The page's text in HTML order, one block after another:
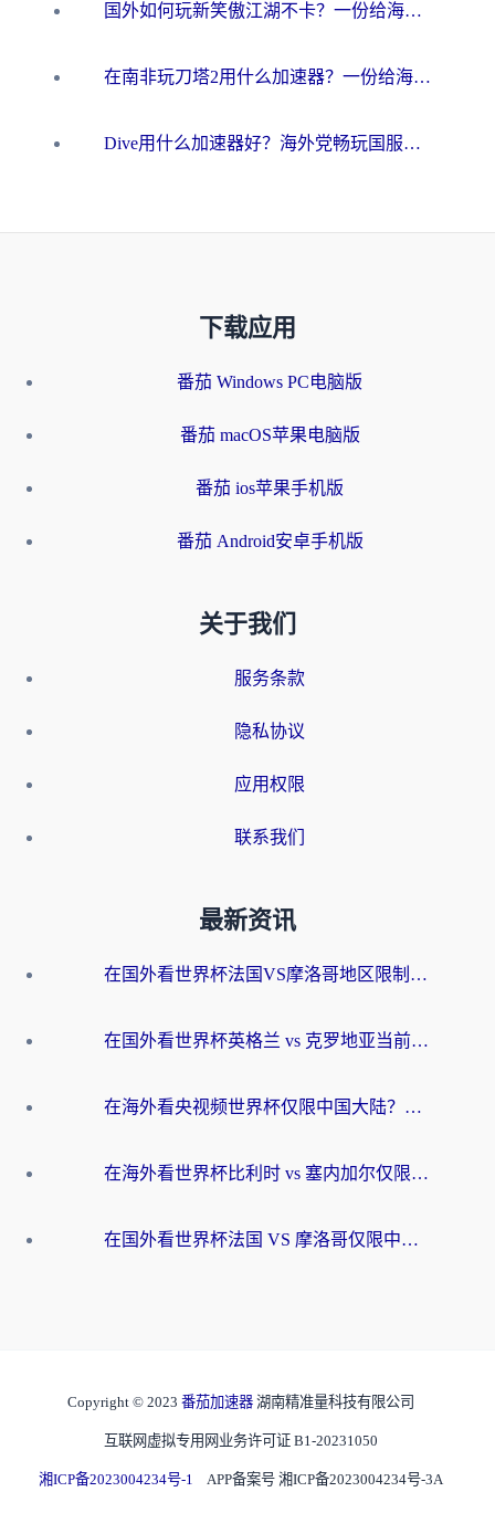
国外如何玩新笑傲江湖不卡？一份给海外游子的终极网络指南
在南非玩刀塔2用什么加速器？一份给海外游子的终极生存指南
Dive用什么加速器好？海外党畅玩国服游戏的终极避坑指南
下载应用
番茄 Windows PC电脑版
番茄 macOS苹果电脑版
番茄 ios苹果手机版
番茄 Android安卓手机版
关于我们
服务条款
隐私协议
应用权限
联系我们
最新资讯
在国外看世界杯法国VS摩洛哥地区限制？这篇指南让你流畅看中文解说无压力
在国外看世界杯英格兰 vs 克罗地亚当前地区不可播放？这篇指南帮你搞定所有海外观赛难题
在海外看央视频世界杯仅限中国大陆？这篇指南帮你解锁中文解说+无卡顿直播
在海外看世界杯比利时 vs 塞内加尔仅限中国大陆？我找到了最流畅的中文解说之路
在国外看世界杯法国 VS 摩洛哥仅限中国大陆？海外党这样看中文解说赛事不卡顿
Copyright © 2023 番茄加速器 湖南精准量科技有限公司
互联网虚拟专用网业务许可证 B1-20231050
湘ICP备2023004234号-1 APP备案号 湘ICP备2023004234号-3A